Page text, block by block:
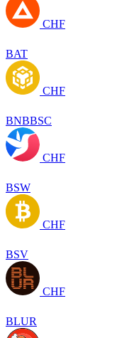
CHF
BAT
CHF
BNBBSC
CHF
BSW
CHF
BSV
CHF
BLUR